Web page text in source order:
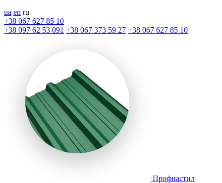
ua en ru
+38 067 627 85 10
+38 097 62 53 091 +38 067 373 59 27 +38 067 627 85 10
Профнастил